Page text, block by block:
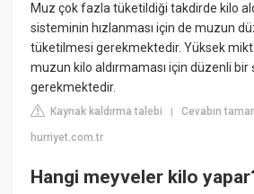
Muz çok fazla tüketildiği takdirde kilo
sisteminin hızlanması için de muzun
tüketilmesi gerekmektedir. Yüksek
muzun kilo aldırmaması için düzenli
gerekmektedir.
Kaynak kaldırma talebi |Cevabın
hurriyet.com.tr
Hangi meyveler kilo